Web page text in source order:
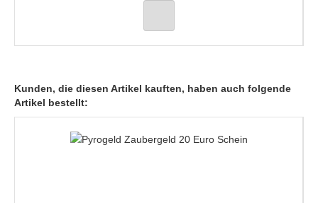
Kunden, die diesen Artikel kauften, haben auch folgende
Artikel bestellt: